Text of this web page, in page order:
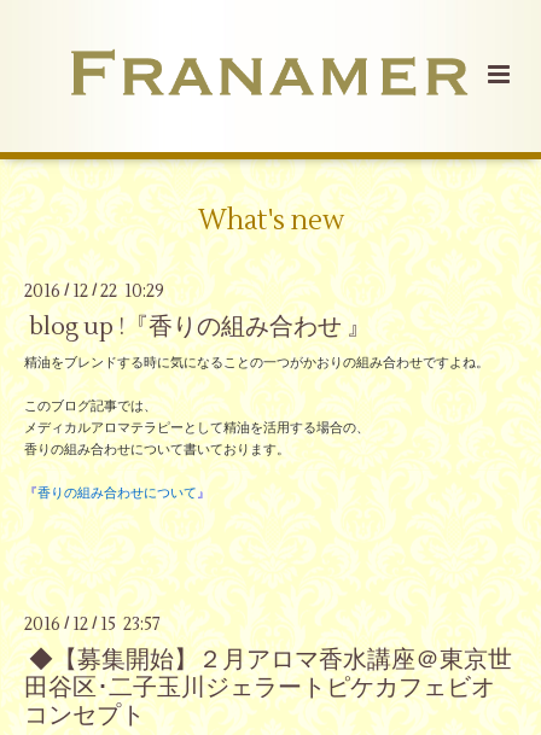
What's new
2016/12 / 22 10:29
blog up !『香りの組み合わせ 』
精油をブレンドする時に気になることの一つがかおりの組み合わせですよね。
このブログ記事では、
メディカルアロマテラピーとして精油を活用する場合の、
香りの組み合わせについて書いております。
『香りの組み合わせについて』
2016/ 12/15 23:57
◆【募集開始】２月アロマ香水講座＠東京世
田谷区･二子玉川ジェラートピケカフェビオ
コンセプト